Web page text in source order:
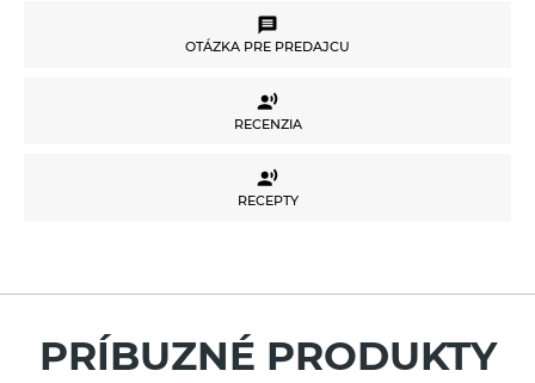
OTÁZKA PRE PREDAJCU
OTÁZKA PRE PREDAJCU
Potrebujete poradiť s výberom produktu alebo
máte akékoľvek ďalšie otázky?
RECENZIA
RECEPTY
PRÍBUZNÉ PRODUKTY